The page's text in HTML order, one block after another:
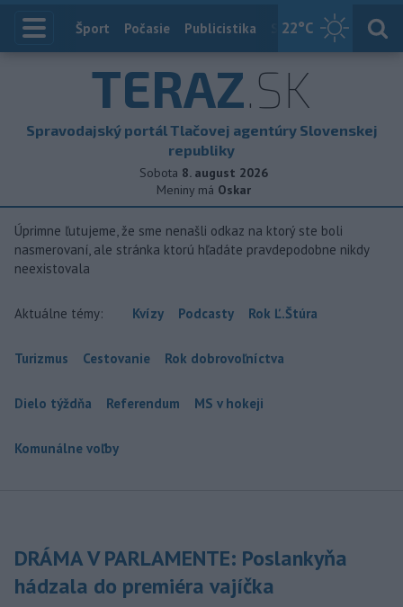
22°C
Index
Šport Počasie Publicistika Slovensko
TERAZ.SK
Spravodajský portál Tlačovej agentúry Slovenskej
republiky
Sobota 8. august 2026
Meniny má Oskar
Úprimne ľutujeme, že sme nenašli odkaz na ktorý ste boli
nasmerovaní, ale stránka ktorú hľadáte pravdepodobne nikdy
neexistovala
Aktuálne témy: Kvízy Podcasty Rok Ľ.Štúra
Turizmus Cestovanie Rok dobrovoľníctva
Dielo týždňa Referendum MS v hokeji
Komunálne voľby
DRÁMA V PARLAMENTE: Poslankyňa
hádzala do premiéra vajíčka